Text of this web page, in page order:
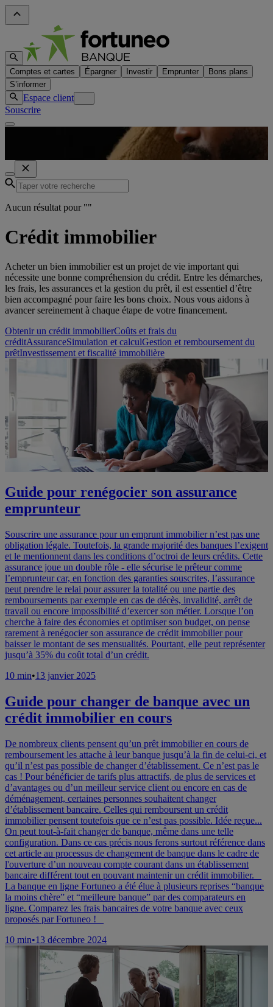
Comptes et cartes Épargner Investir Emprunter
Bons plans
S’informer
Espace client
Souscrire
Aucun résultat pour ""
Crédit immobilier
Acheter un bien immobilier est un projet de vie important qui
nécessite une bonne compréhension du crédit. Entre les démarches,
les frais, les assurances et la gestion du prêt, il est essentiel d’être
bien accompagné pour faire les bons choix. Nous vous aidons à
avancer sereinement à chaque étape de votre financement.
Obtenir un crédit immobilierCoûts et frais du
créditAssuranceSimulation et calculGestion et remboursement du
prêtInvestissement et fiscalité immobilière
Guide pour renégocier son assurance
emprunteur
Souscrire une assurance pour un emprunt immobilier n’est pas une
obligation légale. Toutefois, la grande majorité des banques l’exigent
et le mentionnent dans les conditions d’octroi de leurs crédits. Cette
assurance joue un double rôle - elle sécurise le prêteur comme
l’emprunteur car, en fonction des garanties souscrites, l’assurance
peut prendre le relai pour assurer la totalité ou une partie des
remboursements par exemple en cas de décès, invalidité, arrêt de
travail ou encore impossibilité d’exercer son métier. Lorsque l’on
cherche à faire des économies et optimiser son budget, on pense
rarement à renégocier son assurance de crédit immobilier pour
baisser le montant de ses mensualités. Pourtant, elle peut représenter
jusqu’à 35% du coût total d’un crédit.
10 min•13 janvier 2025
Guide pour changer de banque avec un
crédit immobilier en cours
De nombreux clients pensent qu’un prêt immobilier en cours de
remboursement les attache à leur banque jusqu’à la fin de celui-ci, et
qu’il n’est pas possible de changer d’établissement. Ce n’est pas le
cas ! Pour bénéficier de tarifs plus attractifs, de plus de services et
d’avantages ou d’un meilleur service client ou encore en cas de
déménagement, certaines personnes souhaitent changer
d’établissement bancaire. Celles qui remboursent un crédit
immobilier pensent toutefois que ce n’est pas possible. Idée reçue...
On peut tout-à-fait changer de banque, même dans une telle
configuration. Dans ce cas précis nous ferons surtout référence dans
cet article au processus de changement de banque dans le cadre de
l'ouverture d’un nouveau compte courant dans un établissement
bancaire différent tout en pouvant maintenir un crédit immobilier. _
La banque en ligne Fortuneo a été élue à plusieurs reprises “banque
la moins chère” et “meilleure banque” par des comparateurs en
ligne. Comparez les frais bancaires de votre banque avec ceux
proposés par Fortuneo ! _
10 min•13 décembre 2024